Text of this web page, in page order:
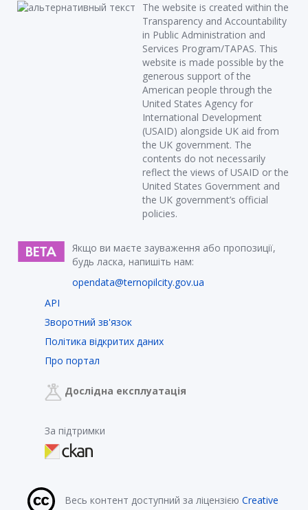
The website is created within the
Transparency and Accountability
in Public Administration and
Services Program/TAPAS. This
website is made possible by the
generous support of the
American people through the
United States Agency for
International Development
(USAID) alongside UK aid from
the UK government. The
contents do not necessarily
reflect the views of USAID or the
United States Government and
the UK government’s official
policies.
Якщо ви маєте зауваження або пропозиції,
будь ласка, напишіть нам:
opendata@ternopilcity.gov.ua
API
Зворотний зв'язок
Політика відкритих даних
Про портал
Дослідна експлуатація
За підтримки
Весь контент доступний за ліцензією Creative